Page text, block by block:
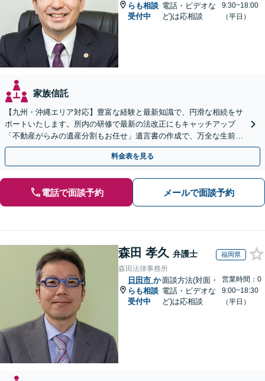
らも相談
受付中
電話・ビデオな
ど)は応相談
9:30~18:00
（平日）
家族信託
【九州・沖縄エリア対応】豊富な経験と最新知識で、円滑な相続をサ
ポートいたします。所内の研修で最新の法改正にもキャッチアップ
「不動産がらみの遺産分割もお任せ」遺言書の作成で、万全な生前対
策をおこないましょう【夜間・休日面談可】
料金表を見る
電話で面談予約 メールで面談予約
森田 孝久 弁護士 福岡県
森田法律事務所
日田市 か
らも相談
受付中
面談方法(対面・
電話・ビデオな
ど)は応相談
営業時間：0
9:00~18:30
（平日）